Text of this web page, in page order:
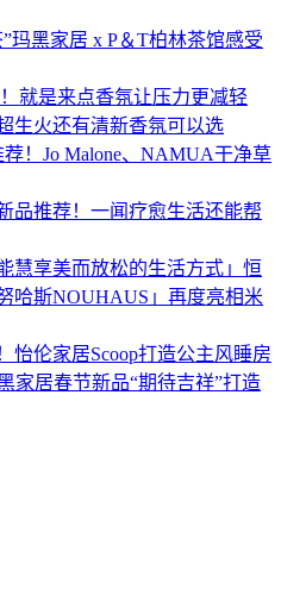
玛黑家居 x P＆T柏林茶馆感受
就是来点香氛让压力更减轻
生火还有清新香氛可以选
！Jo Malone、NAMUA干净草
品推荐！一闻疗愈生活还能帮
慧享美而放松的生活方式」恒
哈斯NOUHAUS」再度亮相米
怡伦家居Scoop打造公主风睡房
家居春节新品“期待吉祥”打造